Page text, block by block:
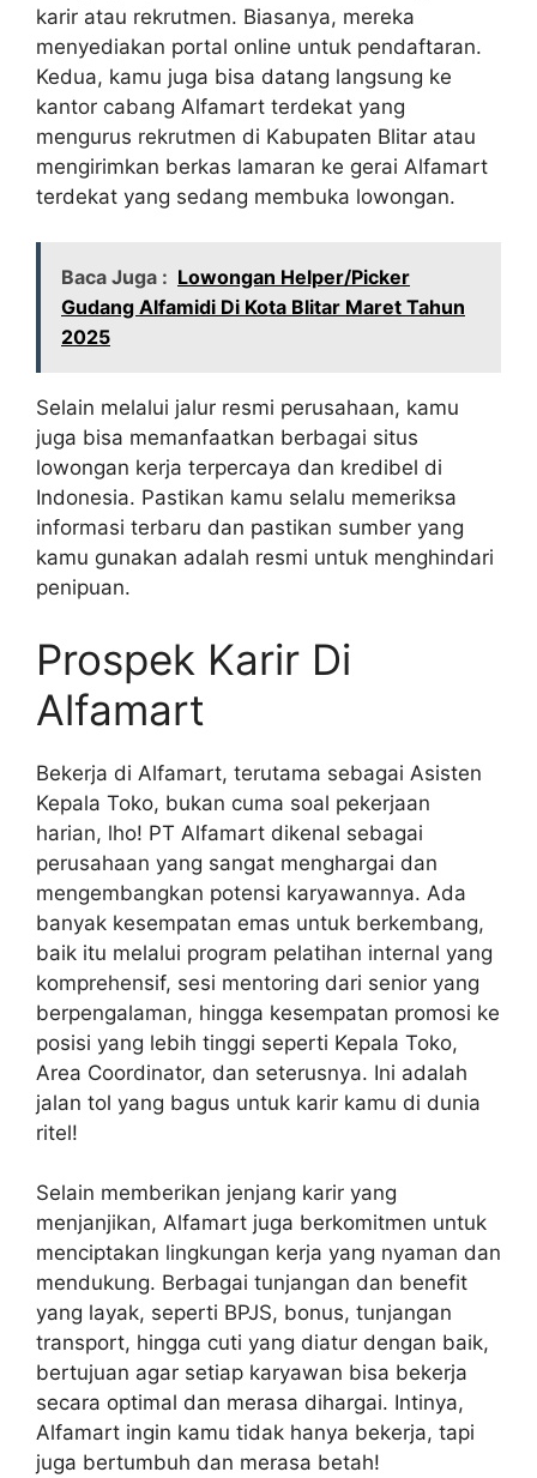
karir atau rekrutmen. Biasanya, mereka
menyediakan portal online untuk pendaftaran.
Kedua, kamu juga bisa datang langsung ke
kantor cabang Alfamart terdekat yang
mengurus rekrutmen di Kabupaten Blitar atau
mengirimkan berkas lamaran ke gerai Alfamart
terdekat yang sedang membuka lowongan.
Baca Juga : Lowongan Helper/Picker
Gudang Alfamidi Di Kota Blitar Maret Tahun
2025
Selain melalui jalur resmi perusahaan, kamu
juga bisa memanfaatkan berbagai situs
lowongan kerja terpercaya dan kredibel di
Indonesia. Pastikan kamu selalu memeriksa
informasi terbaru dan pastikan sumber yang
kamu gunakan adalah resmi untuk menghindari
penipuan.
Prospek Karir Di
Alfamart
Bekerja di Alfamart, terutama sebagai Asisten
Kepala Toko, bukan cuma soal pekerjaan
harian, lho! PT Alfamart dikenal sebagai
perusahaan yang sangat menghargai dan
mengembangkan potensi karyawannya. Ada
banyak kesempatan emas untuk berkembang,
baik itu melalui program pelatihan internal yang
komprehensif, sesi mentoring dari senior yang
berpengalaman, hingga kesempatan promosi ke
posisi yang lebih tinggi seperti Kepala Toko,
Area Coordinator, dan seterusnya. Ini adalah
jalan tol yang bagus untuk karir kamu di dunia
ritel!
Selain memberikan jenjang karir yang
menjanjikan, Alfamart juga berkomitmen untuk
menciptakan lingkungan kerja yang nyaman dan
mendukung. Berbagai tunjangan dan benefit
yang layak, seperti BPJS, bonus, tunjangan
transport, hingga cuti yang diatur dengan baik,
bertujuan agar setiap karyawan bisa bekerja
secara optimal dan merasa dihargai. Intinya,
Alfamart ingin kamu tidak hanya bekerja, tapi
juga bertumbuh dan merasa betah!